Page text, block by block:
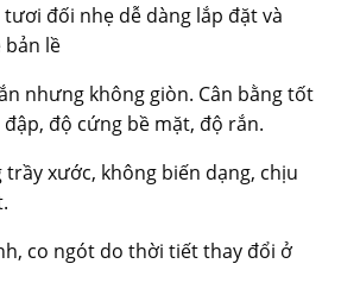
đối nhẹ dễ dàng lắp đặt và
bản lề
nhưng không giòn. Cân bằng tốt
độ cứng bề mặt, độ rắn.
trầy xước, không biến dạng, chịu
co ngót do thời tiết thay đổi ở